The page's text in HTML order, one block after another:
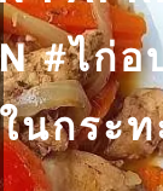
#ไก่อ
นกระ